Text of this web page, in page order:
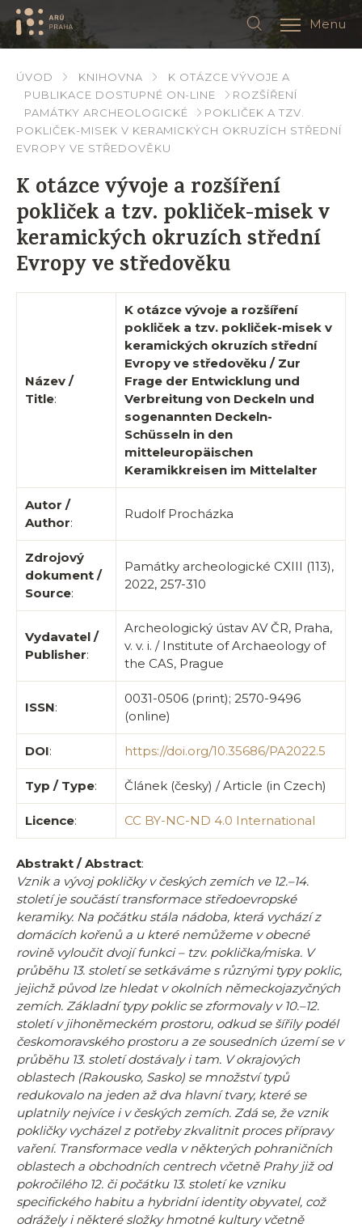
Menu
ÚVOD
KNIHOVNA
PUBLIKACE DOSTUPNÉ ON-LINE
PAMÁTKY ARCHEOLOGICKÉ
K OTÁZCE VÝVOJE A
ROZŠÍŘENÍ
POKLIČEK A TZV.
POKLIČEK-MISEK V KERAMICKÝCH OKRUZÍCH STŘEDNÍ
EVROPY VE STŘEDOVĚKU
K otázce vývoje a rozšíření
pokliček a tzv. pokliček-misek v
keramických okruzích střední
Evropy ve středověku
Název /
Title:
K otázce vývoje a rozšíření
pokliček a tzv. pokliček-misek v
keramických okruzích střední
Evropy ve středověku / Zur
Frage der Entwicklung und
Verbreitung von Deckeln und
sogenannten Deckeln-
Schüsseln in den
mitteleuropäischen
Keramikkreisen im Mittelalter
Autor /
Author:
Rudolf Procházka
Zdrojový
dokument /
Source:
Památky archeologické CXIII (113),
2022, 257-310
Vydavatel /
Publisher:
Archeologický ústav AV ČR, Praha,
v. v. i. / Institute of Archaeology of
the CAS, Prague
ISSN:
0031-0506 (print); 2570-9496
(online)
DOI: https://doi.org/10.35686/PA2022.5
Typ / Type: Článek (česky) / Article (in Czech)
Licence: CC BY-NC-ND 4.0 International
Abstrakt / Abstract:
Vznik a vývoj pokličky v českých zemích ve 12.–14.
století je součástí transformace středoevropské
keramiky. Na počátku stála nádoba, která vychází z
domácích kořenů a u které nemůžeme v obecné
rovině vyloučit dvojí funkci – tzv. poklička/miska. V
průběhu 13. století se setkáváme s různými typy poklic,
jejichž původ lze hledat v okolních německojazyčných
zemích. Základní typy poklic se zformovaly v 10.–12.
století v jihoněmeckém prostoru, odkud se šířily podél
českomoravského prostoru a ze sousedních území se v
průběhu 13. století dostávaly i tam. V okrajových
oblastech (Rakousko, Sasko) se množství typů
redukovalo na jeden až dva hlavní tvary, které se
uplatnily nejvíce i v českých zemích. Zdá se, že vznik
pokličky vycházel z potřeby zkvalitnit proces přípravy
vaření. Transformace vedla v některých pohraničních
oblastech a obchodních centrech včetně Prahy již od
pokročilého 12. či počátku 13. století ke vzniku
specifického habitu a hybridní identity obyvatel, což
odrážely i některé složky hmotné kultury včetně